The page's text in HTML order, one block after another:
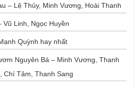
– Lệ Thủy, Minh Vương, Hoài Thanh
Vũ Linh, Ngọc Huyền
Quỳnh hay nhất
Nguyên Bá – Minh Vương, Thanh
Chí Tâm, Thanh Sang